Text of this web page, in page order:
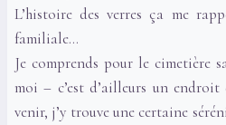
L’histoire des verres ça me
familiale…
Je comprends pour le cimetière
moi – c’est d’ailleurs un
venir, j’y trouve une certaine